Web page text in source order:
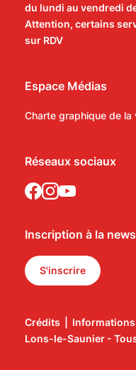
du lundi au vendredi
Attention, certains
sur RDV
Espace Médias
Charte graphique de la
Réseaux sociaux
Inscription à la
S'inscrire
Crédits
Lons-le-Saunier -